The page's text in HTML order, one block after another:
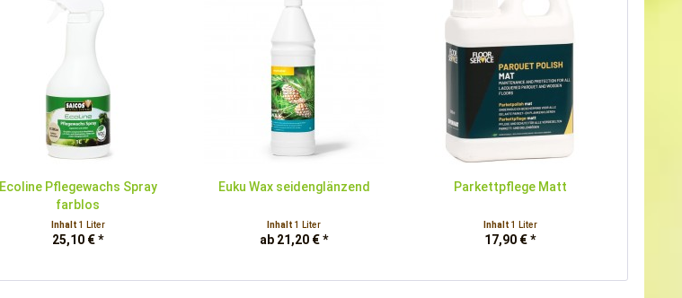
Ecoline Pflegewachs Spray
farblos
Inhalt 1 Liter
25,10 € *
Euku Wax seidenglänzend
Inhalt1 Liter
ab 21,20 € *
Parkettpflege Matt
Inhalt 1 Liter
17,90 € *